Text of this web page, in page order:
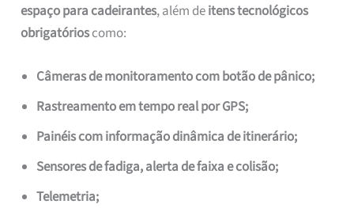
espaço para cadeirantes, além deitens tecnológicos
obrigatórioscomo:
Câmeras de monitoramento com botão de pânico;
Rastreamento em tempo real por GPS;
Painéis com informação dinâmica de itinerário;
Sensores de fadiga, alerta de faixa e colisão;
Telemetria;